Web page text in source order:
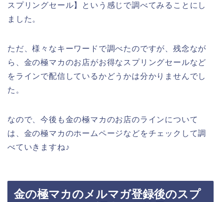
スプリングセール】という感じで調べてみることにし
ました。
ただ、様々なキーワードで調べたのですが、残念なが
ら、金の極マカのお店がお得なスプリングセールなど
をラインで配信しているかどうかは分かりませんでし
た。
なので、今後も金の極マカのお店のラインについて
は、金の極マカのホームページなどをチェックして調
べていきますね♪
金の極マカのメルマガ登録後のスプ